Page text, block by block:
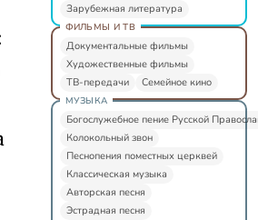
Зарубежная литература
ФИЛЬМЫ И ТВ
Документальные фильмы
Художественные фильмы
ТВ-передачи
Семейное кино
МУЗЫКА
Богослужебное пение Русской
Колокольный звон
Песнопения поместных церквей
Классическая музыка
Авторская песня
Эстрадная песня